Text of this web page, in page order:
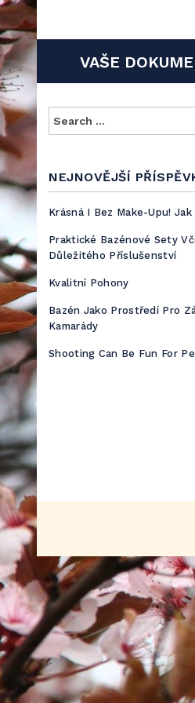
VAŠE
NEJNOVĚJŠÍ
Krásná I Bez Make-Upu! Jak
Praktické Bazénové Sety
Důležitého Příslušenství
Kvalitní Pohony
Bazén Jako Prostředí Pro
Kamarády
Shooting Can Be Fun For